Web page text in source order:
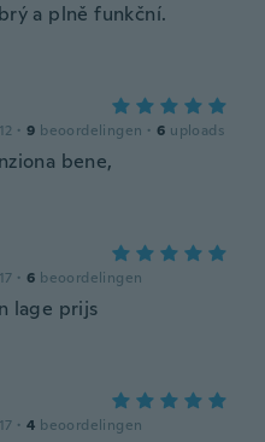
a plně funkční.
· 9 beoordelingen · 6 uploads
bene,
· 6 beoordelingen
lage prijs
· 4 beoordelingen